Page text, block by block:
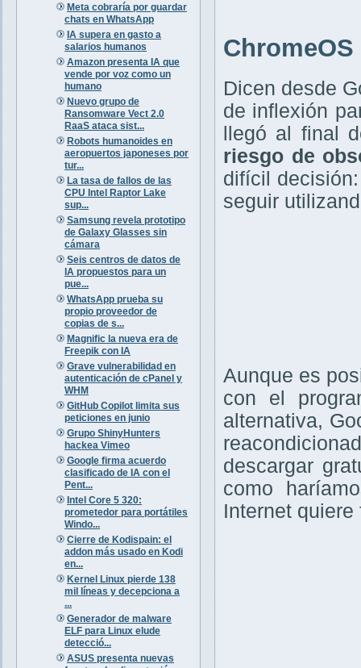
Meta cobraría por guardar
chats en WhatsApp
IA supera en gasto a
salarios humanos
Amazon presenta IA que
vende por voz como un
humano
Nuevo grupo de
Ransomware Vect 2.0
RaaS ataca sist...
Robots humanoides en
aeropuertos japoneses por
tur...
La tasa de fallos de las
CPU Intel Raptor Lake
sup...
Samsung revela prototipo
de Galaxy Glasses sin
cámara
Seis centros de datos de
IA propuestos para un
pue...
WhatsApp prueba su
propio proveedor de
copias de s...
Magnific la nueva era de
Freepik con IA
Grave vulnerabilidad en
autenticación de cPanel y
WHM
GitHub Copilot limita sus
peticiones en junio
Grupo ShinyHunters
hackea Vimeo
Google firma acuerdo
clasificado de IA con el
Pent...
Intel Core 5 320:
prometedor para portátiles
Windo...
Cierre de Kodispain: el
addon más usado en Kodi
en...
Kernel Linux pierde 138
mil líneas y decepciona a
...
Generador de malware
ELF para Linux elude
detecció...
ASUS presenta nuevas
Dicen desde
de inflexión
llegó al final
riesgo de
difícil
seguir
Aunque es
con el
alternativa,
descargar
como
Internet